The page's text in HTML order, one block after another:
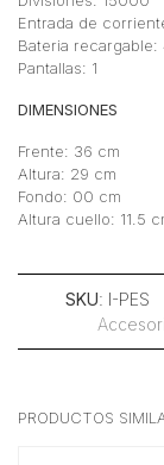
Entrada de
Bateria recargable:
Pantallas: 1
DIMENSIONES
Frente: 36 cm
Altura: 29 cm
Fondo: 00 cm
Altura cuello: 11.5
SKU: I-PES
PRODUCTOS